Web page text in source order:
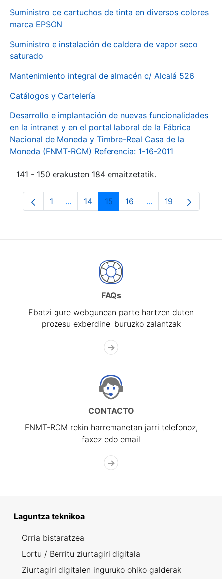
Suministro de cartuchos de tinta en diversos colores
marca EPSON
Suministro e instalación de caldera de vapor seco
saturado
Mantenimiento integral de almacén c/ Alcalá 526
Catálogos y Cartelería
Desarrollo e implantación de nuevas funcionalidades
en la intranet y en el portal laboral de la Fábrica
Nacional de Moneda y Timbre-Real Casa de la
Moneda (FNMT-RCM) Referencia: 1-16-2011
141 - 150 erakusten 184 emaitzetatik.
Orrialdea
1 ...Intermediate Pages Use TAB to navigate.
Orrialdea
14 Orrialdea
15 Orrialdea
16 ...Intermediate
Orrialdea
19
FAQs
Ebatzi gure webgunean parte hartzen duten
prozesu exberdinei buruzko zalantzak
CONTACTO
FNMT-RCM rekin harremanetan jarri telefonoz,
faxez edo email
Laguntza teknikoa
Orria bistaratzea
Lortu / Berritu ziurtagiri digitala
Ziurtagiri digitalen inguruko ohiko galderak